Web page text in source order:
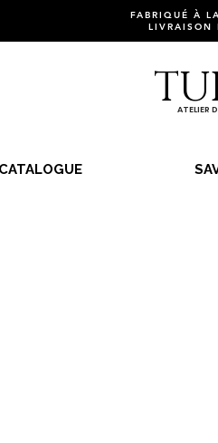
FABRIQUÉ À
LIVRAISON
ATELIER
CATALOGUE